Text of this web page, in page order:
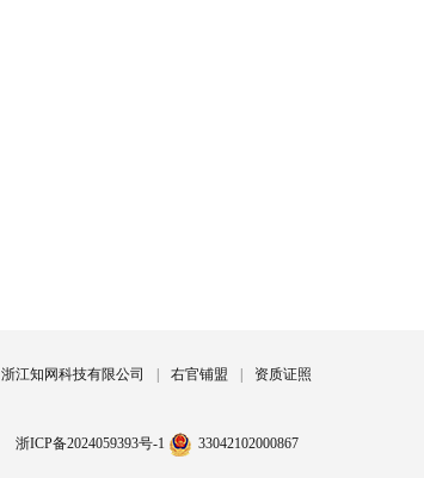
浙江知网科技有限公司 右官铺盟 资质证照
浙ICP备2024059393号-1 33042102000867